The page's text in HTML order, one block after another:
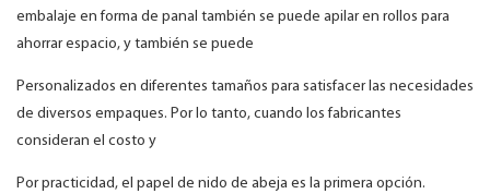
embalaje en forma de panal también se puede apilar en rollos para
ahorrar espacio, y también se puede
Personalizados en diferentes tamaños para satisfacer las necesidades
de diversos empaques. Por lo tanto, cuando los fabricantes
consideran el costo y
Por practicidad, el papel de nido de abeja es la primera opción.